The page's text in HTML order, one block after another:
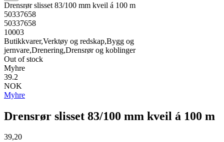
Drensrør slisset 83/100 mm kveil á 100 m
50337658
50337658
10003
Butikkvarer,Verktøy og redskap,Bygg og
jernvare,Drenering,Drensrør og koblinger
Out of stock
Myhre
39.2
NOK
Myhre
Drensrør slisset 83/100 mm kveil á 100 m
39,20